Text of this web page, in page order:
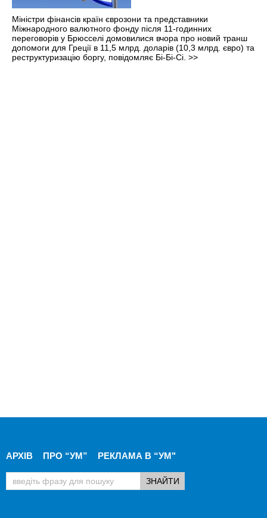
Міністри фінансів країн єврозони та представники
Міжнародного валютного фонду після 11-годинних
переговорів у Брюсселі домовилися вчора про новий транш
допомоги для Греції в 11,5 млрд. доларів (10,3 млрд. євро) та
реструктуризацію боргу, повідомляє Бі-Бі-Сі. >>
АРХІВ ПРО “УМ” РЕКЛАМА В “УМ"